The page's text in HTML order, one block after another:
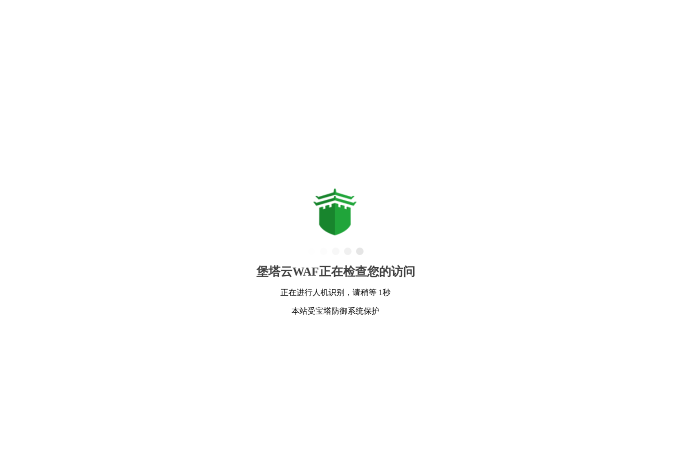
堡塔云WAF正在检查您的访问
正在进行人机识别，请稍等 1秒
本站受宝塔防御系统保护